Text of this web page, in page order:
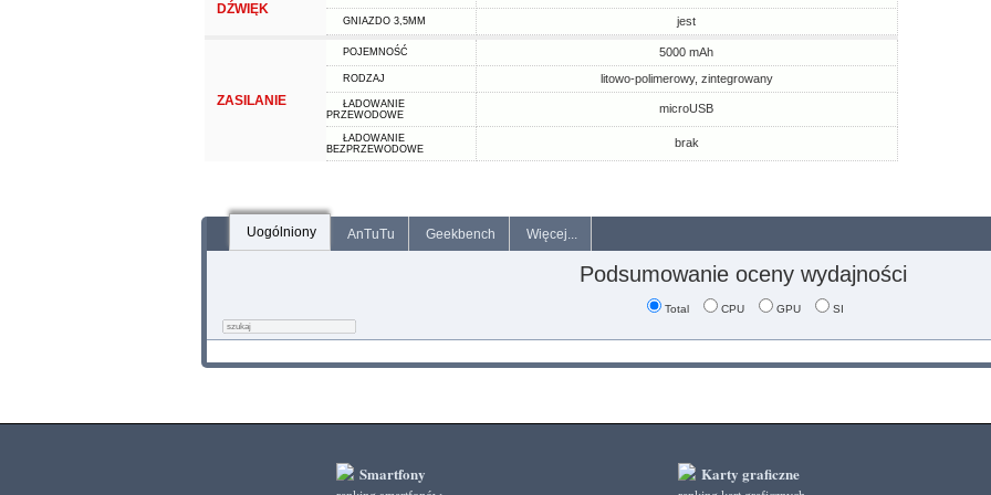
DŹWIĘK
GNIAZDO 3,5MM jest
ZASILANIE
POJEMNOŚĆ 5000 mAh
RODZAJ litowo-polimerowy, zintegrowany
ŁADOWANIE
PRZEWODOWE
microUSB
ŁADOWANIE
BEZPRZEWODOWE
brak
Uogólniony AnTuTu Geekbench Więcej...
Podsumowanie oceny wydajności
Total CPU GPU SI
Smartfony Karty graficzne